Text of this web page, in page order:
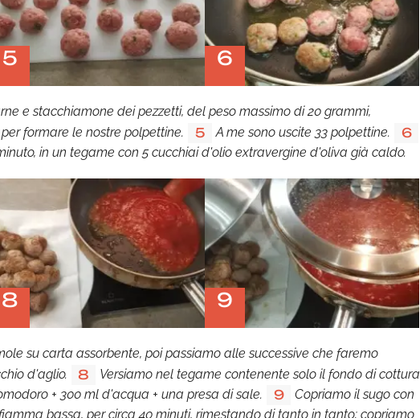
5 6
e stacchiamone dei pezzetti, del peso massimo di 20 grammi,
formare le nostre polpettine.
5 A me sono uscite 33 polpettine. 6
in un tegame con 5 cucchiai d'olio extravergine d'oliva già caldo.
8 9
su carta assorbente, poi passiamo alle successive che faremo
d'aglio.
8
Versiamo nel tegame contenente solo il fondo di cottura
+ 300 ml d'acqua + una presa di sale.
9
Copriamo il sugo con
bassa, per circa 40 minuti, rimestando di tanto in tanto; copriamo